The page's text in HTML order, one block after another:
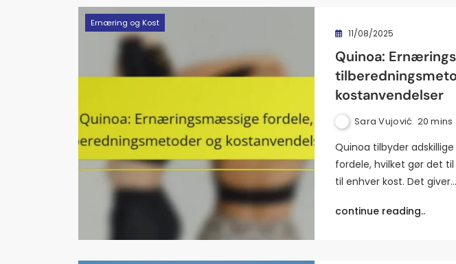
Ernæring og Kost
11/08/2025
Quinoa:
kostanvendelser
Sara Vujović 20 mins
Quinoa tilbyder
fordele, hvilket gør det
til enhver kost. Det giver…
continue reading..